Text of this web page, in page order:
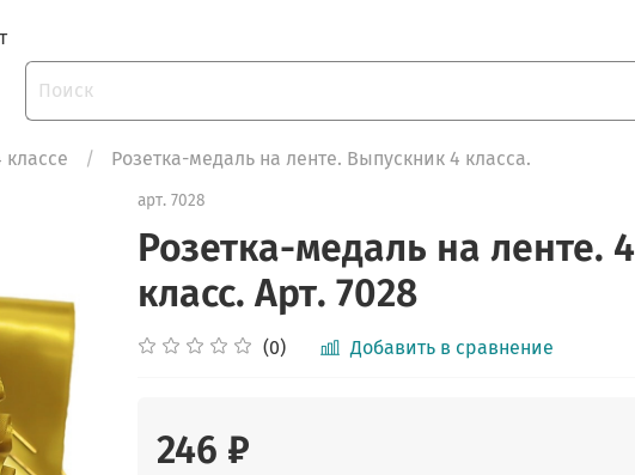
Розетка-медаль на ленте. Выпускник 4 класса.
арт.7028
Розетка-медаль на ленте. 4
класс. Арт. 7028
(0) Добавить в сравнение
246 ₽